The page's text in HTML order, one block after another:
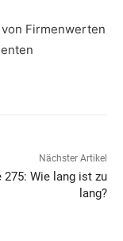
Firmenwerten
Nächster Artikel
275: Wie lang ist zu
lang?